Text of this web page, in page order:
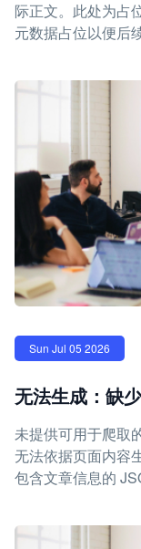
际正文。此处为占
元数据占位以便后
Sun Jul 05 2026
无法生成：缺
未提供可用于爬取
无法依据页面内容
包含文章信息的